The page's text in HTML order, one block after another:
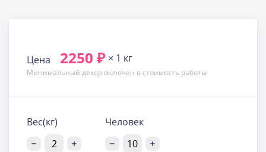
Цена 2250 ₽ × 1 кг
Минимальный декор включен в стоимость работы
Вес(кг) Человек